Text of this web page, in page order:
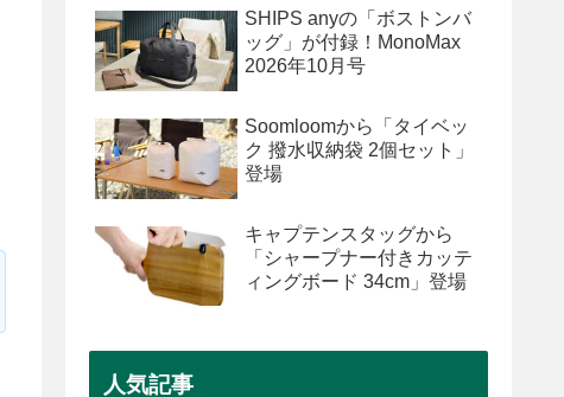
SHIPS anyの「ボストンバ
ッグ」が付録！MonoMax
2026年10月号
Soomloomから「タイベッ
ク 撥水収納袋 2個セット」
登場
キャプテンスタッグから
「シャープナー付きカッテ
ィングボード 34cm」登場
人気記事